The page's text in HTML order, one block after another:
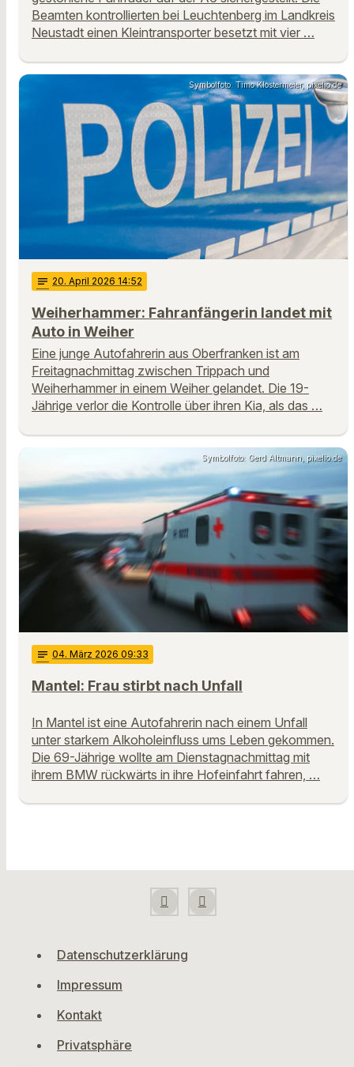
Beamten kontrollierten bei Leuchtenberg im Landkreis
Neustadt einen Kleintransporter besetzt mit vier …
Symbolfoto: Timo Klostermeier, pixelio.de
notes 20. April 2026 14:52
Weiherhammer: Fahranfängerin landet mit
Auto in Weiher
Eine junge Autofahrerin aus Oberfranken ist am
Freitagnachmittag zwischen Trippach und
Weiherhammer in einem Weiher gelandet. Die 19-
Jährige verlor die Kontrolle über ihren Kia, als das …
Symbolfoto: Gerd Altmann, pixelio.de
notes 04. März 2026 09:33
Mantel: Frau stirbt nach Unfall
In Mantel ist eine Autofahrerin nach einem Unfall
unter starkem Alkoholeinfluss ums Leben gekommen.
Die 69-Jährige wollte am Dienstagnachmittag mit
ihrem BMW rückwärts in ihre Hofeinfahrt fahren, …
Datenschutzerklärung
Impressum
Kontakt
Privatsphäre